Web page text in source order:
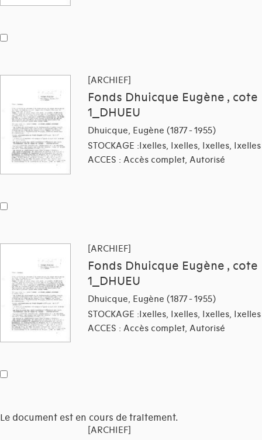
[ARCHIEF]
Fonds Dhuicque Eugène , cote
1_DHUEU
Dhuicque, Eugène (1877 - 1955)
STOCKAGE :Ixelles, Ixelles, Ixelles, Ixelles
ACCES : Accès complet, Autorisé
[ARCHIEF]
Fonds Dhuicque Eugène , cote
1_DHUEU
Dhuicque, Eugène (1877 - 1955)
STOCKAGE :Ixelles, Ixelles, Ixelles, Ixelles
ACCES : Accès complet, Autorisé
Le document est en cours de traitement.
[ARCHIEF]